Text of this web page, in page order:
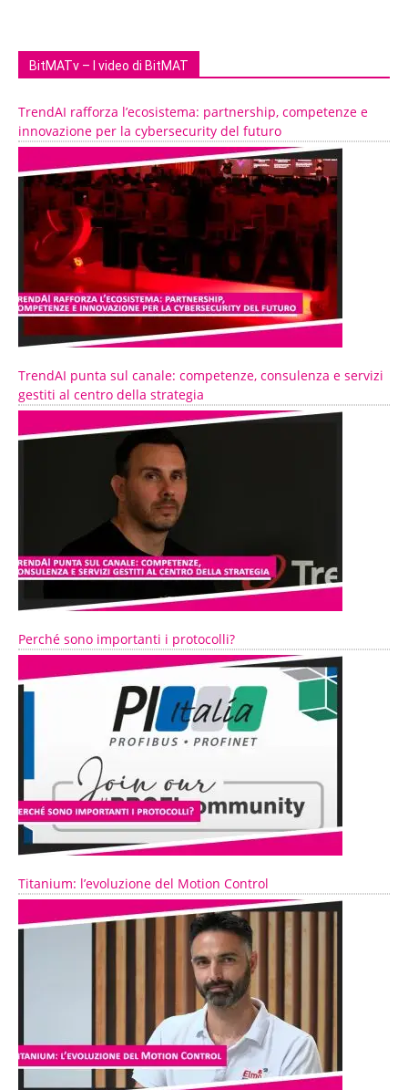
BitMATv – I video di BitMAT
TrendAI rafforza l’ecosistema: partnership, competenze e
innovazione per la cybersecurity del futuro
TrendAI punta sul canale: competenze, consulenza e servizi
gestiti al centro della strategia
Perché sono importanti i protocolli?
Titanium: l’evoluzione del Motion Control